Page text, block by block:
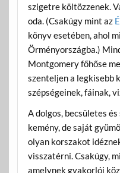
szigetre költözzenek.
oda. (Csakúgy mint az
könyv esetében, ahol
Örményországba.)
Montgomery főhőse
szenteljen a legkisebb
szépségeinek, fáinak,
A dolgos, becsületes
kemény, de saját
olyan korszakot
visszatérni. Csakúgy,
amelynek gyakorlói